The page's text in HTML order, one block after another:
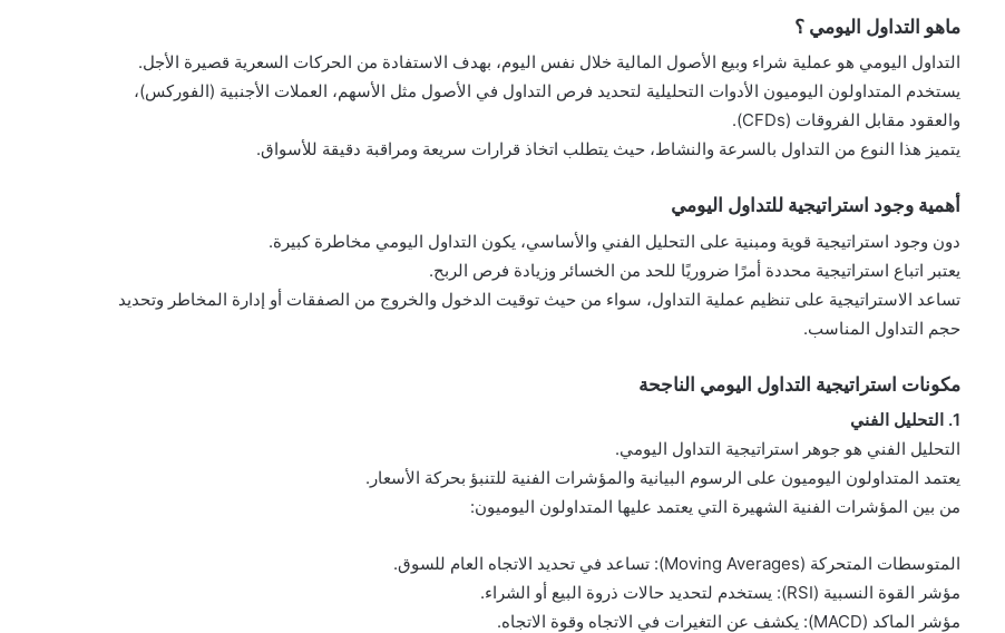
ماهو التداول اليومي ؟
التداول اليومي هو عملية شراء وبيع الأصول المالية خلال نفس اليوم، بهدف الاستفادة من الحركات السعرية قصيرة الأجل.
يستخدم المتداولون اليوميون الأدوات التحليلية لتحديد فرص التداول في الأصول مثل الأسهم، العملات الأجنبية (الفوركس)،
والعقود مقابل الفروقات (CFDs).
يتميز هذا النوع من التداول بالسرعة والنشاط، حيث يتطلب اتخاذ قرارات سريعة ومراقبة دقيقة للأسواق.
أهمية وجود استراتيجية للتداول اليومي
دون وجود استراتيجية قوية ومبنية على التحليل الفني والأساسي، يكون التداول اليومي مخاطرة كبيرة.
يعتبر اتباع استراتيجية محددة أمرًا ضروريًا للحد من الخسائر وزيادة فرص الربح.
تساعد الاستراتيجية على تنظيم عملية التداول، سواء من حيث توقيت الدخول والخروج من الصفقات أو إدارة المخاطر وتحديد
حجم التداول المناسب.
مكونات استراتيجية التداول اليومي الناجحة
1. التحليل الفني
التحليل الفني هو جوهر استراتيجية التداول اليومي.
يعتمد المتداولون اليوميون على الرسوم البيانية والمؤشرات الفنية للتنبؤ بحركة الأسعار.
من بين المؤشرات الفنية الشهيرة التي يعتمد عليها المتداولون اليوميون:
المتوسطات المتحركة (Moving Averages): تساعد في تحديد الاتجاه العام للسوق.
مؤشر القوة النسبية (RSI): يستخدم لتحديد حالات ذروة البيع أو الشراء.
مؤشر الماكد (MACD): يكشف عن التغيرات في الاتجاه وقوة الاتجاه.